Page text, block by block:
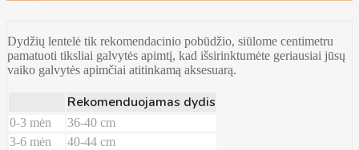
Dydžių lentelė tik rekomendacinio pobūdžio, siūlome centimetru
pamatuoti tiksliai galvytės apimtį, kad išsirinktumėte geriausiai jūsų
vaiko galvytės apimčiai atitinkamą aksesuarą.
Rekomenduojamas dydis
0-3 mėn
36-40 cm
3-6 mėn
40-44 cm